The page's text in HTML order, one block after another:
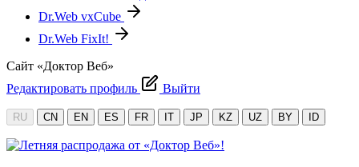
Dr.Web vxCube
Dr.Web FixIt!
Сайт «Доктор Веб»
Редактировать профиль
Выйти
RU CN EN ES FR IT JP KZ UZ BY ID